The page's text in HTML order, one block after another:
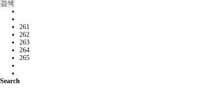
검색
261
262
263
264
265
Search